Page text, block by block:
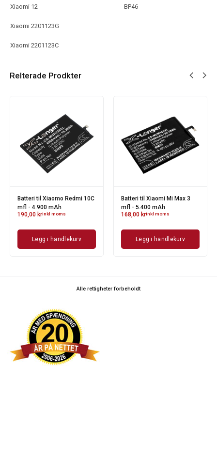
Xiaomi 12
Xiaomi 2201123G
Xiaomi 2201123C
BP46
Relterade Prodkter
Batteri til Xiaomo Redmi 10C
mfl - 4.900 mAh
190,00 krinkl moms
Legg i handlekurv
Batteri til Xiaomi Mi Max 3
mfl - 5.400 mAh
168,00 krinkl moms
Legg i handlekurv
Alle rettigheter forbeholdt